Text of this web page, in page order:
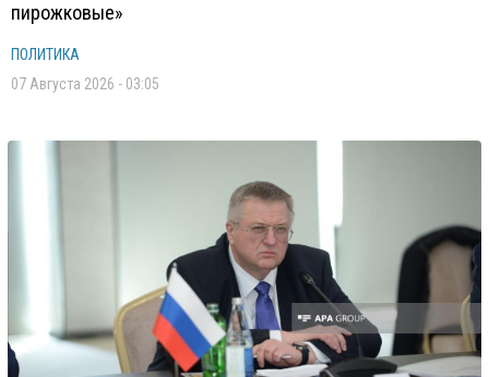
пирожковые»
ПОЛИТИКА
07 Августа 2026 - 03:05